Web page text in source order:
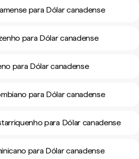
para Dólar canadense
para Dólar canadense
para Dólar canadense
para Dólar canadense
para Dólar canadense
para Dólar canadense